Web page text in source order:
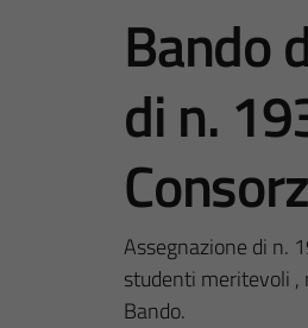
Bando
di n.
Assegnazione di n.
studenti meritevoli ,
Bando.